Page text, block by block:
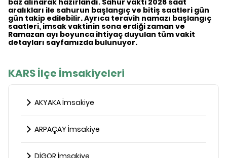
baz alınarak hazırlandı. Sahur vakti 2026 saat
aralıkları ile sahurun başlangıç ve bitiş saatleri gün
gün takip edilebilir. Ayrıca teravih namazı başlangıç
saatleri, imsak vaktinin sona erdiği zaman ve
Ramazan ayı boyunca ihtiyaç duyulan tüm vakit
detayları sayfamızda bulunuyor.
KARS İlçe İmsakiyeleri
AKYAKA İmsakiye
ARPAÇAY İmsakiye
DİGOR İmsakiye